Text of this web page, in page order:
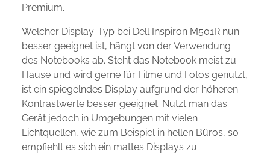
Premium.
Welcher Display-Typ bei Dell Inspiron M501R nun
besser geeignet ist, hängt von der Verwendung
des Notebooks ab. Steht das Notebook meist zu
Hause und wird gerne für Filme und Fotos genutzt,
ist ein spiegelndes Display aufgrund der höheren
Kontrastwerte besser geeignet. Nutzt man das
Gerät jedoch in Umgebungen mit vielen
Lichtquellen, wie zum Beispiel in hellen Büros, so
empfiehlt es sich ein mattes Displays zu